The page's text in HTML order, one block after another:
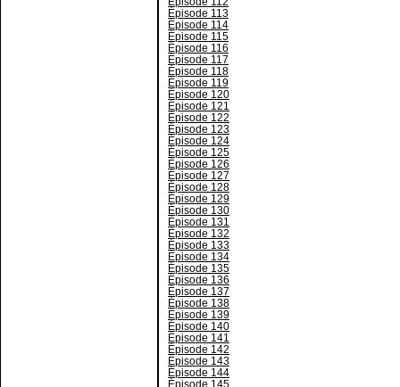
Épisode 113
Épisode 114
Épisode 115
Épisode 116
Épisode 117
Épisode 118
Épisode 119
Épisode 120
Épisode 121
Épisode 122
Épisode 123
Épisode 124
Épisode 125
Épisode 126
Épisode 127
Épisode 128
Épisode 129
Épisode 130
Épisode 131
Épisode 132
Épisode 133
Épisode 134
Épisode 135
Épisode 136
Épisode 137
Épisode 138
Épisode 139
Épisode 140
Épisode 141
Épisode 142
Épisode 143
Épisode 144
Épisode 145